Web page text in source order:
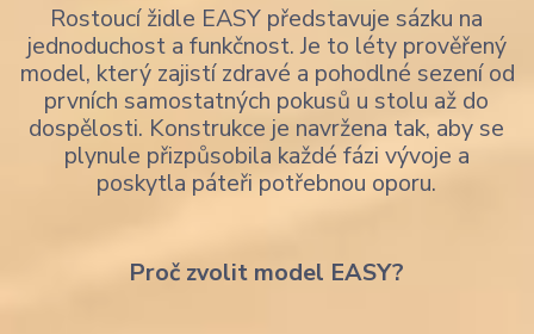
Rostoucí židle EASY představuje sázku na
jednoduchost a funkčnost. Je to léty prověřený
model, který zajistí zdravé a pohodlné sezení od
prvních samostatných pokusů u stolu až do
dospělosti. Konstrukce je navržena tak, aby se
plynule přizpůsobila každé fázi vývoje a
poskytla páteři potřebnou oporu.
Proč zvolit model EASY?